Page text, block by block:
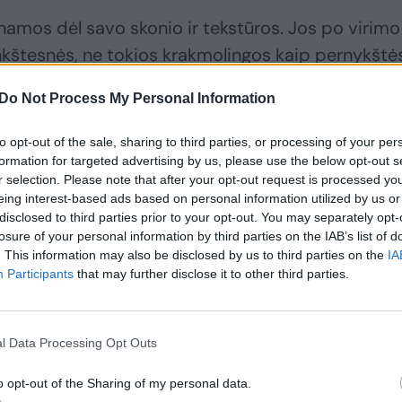
Do Not Process My Personal Information
opt-out of the sale, sharing to third parties, or processing of your
for targeted advertising by us, please use the below opt-out
selection. Please note that after your opt-out request is processed
interest-based ads based on personal information utilized by us
to third parties prior to your opt-out. You may separately
of your personal information by third parties on the IAB’s list of
This information may also be disclosed by us to third parties on the
Participants that may further disclose it to other third parties.
Data Processing Opt Outs
opt-out of the Sharing of my personal data.
dėl savo skonio ir tekstūros. Jos po
ne tokios krakmolingos kaip
su vasaros pradžia. Be to, jų dažniausiai
ir nušveisti“, – sako „Iki“ daržovių ir
neišvysite: įspėja ir pirkėjus